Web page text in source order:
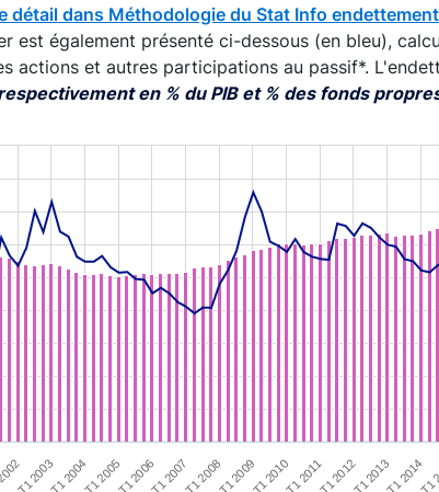
détail dans Méthodologie du Stat Info
est également présenté ci-dessous (en bleu),
actions et autres participations au passif*.
en % du PIB et % des fonds
chart with 2 data series.
data table, Chart
has 1 X axis displaying XAxis.
has 2 Y axes displaying YAxis and YAxis2.
T1 2003T1 2004T1 2005T1 2006T1 2007T1 2008T1 2009T1 2010T1 2011T1 2012T1 2013T1 2014T1